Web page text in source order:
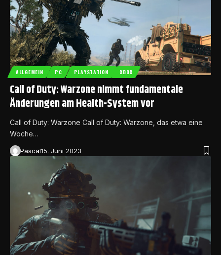
ALLGEMEIN PC PLAYSTATION XBOX
Call of Duty: Warzone nimmt fundamentale
Änderungen am Health-System vor
Call of Duty: Warzone Call of Duty: Warzone, das etwa eine
Woche…
Pascal15. Juni 2023